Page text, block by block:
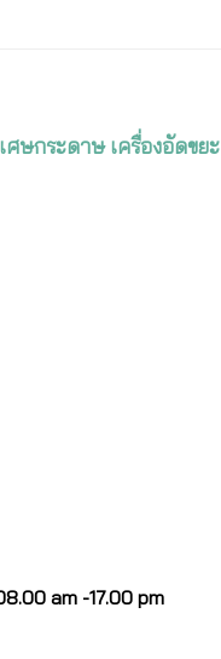
ศษกระดาษ เครื่องอัดขยะ
am -17.00 pm